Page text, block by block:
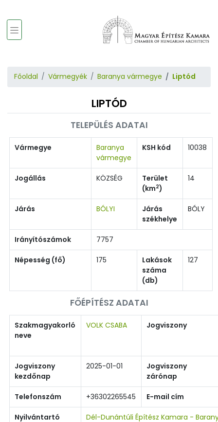
Főoldal Vármegyék Baranya vármegye Liptód
LIPTÓD
TELEPÜLÉS ADATAI
Vármegye
Baranya
vármegye
KSH kód 10038
Jogállás KÖZSÉG
Terület
(km2)
14
Járás BÓLYI
Járás
székhelye
BÓLY
Irányítószámok 7757
Népesség (fő) 175
Lakások
száma
(db)
127
FŐÉPÍTÉSZ ADATAI
Szakmagyakorló
neve
VOLK CSABA Jogviszony
Jogviszony
kezdőnap
2025-01-01
Jogviszony
zárónap
Telefonszám +36302265545 E-mail cím
Nyilvántartó
Dél-Dunántúli Építész Kamara -